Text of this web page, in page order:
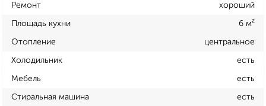
Ремонт хороший
Площадь кухни 6 м²
Отопление центральное
Холодильник есть
Мебель есть
Стиральная машина есть